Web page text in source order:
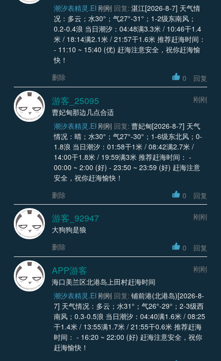
潮汐表精灵.EI 刚刚 回复: 湛江[2026-8-7] 天气情
况：多云；水30°；气27°-31°；1-2级东南风；
0.2-0.4浪 当日潮汐：04:48满3.3米 / 10:46干1.4
米 / 18:14满2.1米 / 21:57干1.6米 推荐赶海时间：
- 11:10 ~ 15:40 (优) 赶海注意安全，祝你赶海愉
快！
删除
0 回复
游客_25095
刚刚
曹妃甸那边几点合适
潮汐表精灵.EI 刚刚 回复: 曹妃甸[2026-8-7] 天气
情况：晴；水30°；气27°-30°；1-6级东北风；0-
1.8浪 当日潮汐：01:58干1米 / 08:42满2.7米 /
14:00干1.8米 / 19:59满3米 推荐赶海时间： -
00:00 ~ 2:00 (好) - 23:50 ~ 23:59 (好) 赶海注意
安全，祝你赶海愉快！
删除
0 回复
游客_92947
刚刚
大狗狗是狼
删除
0 回复
APP游客
刚刚
海口美兰区北港岛上田村赶海时间
潮汐表精灵.EI 刚刚 回复: 铺前港(北港岛)[2026-8-
7] 天气情况：多云；水31°；气26°-29°；2-3级西
南风；0.3-0.5浪 当日潮汐：04:40满1.6米 / 08:25
干1.4米 / 13:55满1.7米 / 21:55干0.6米 推荐赶海
时间： - 16:20 ~ 22:00 (好) 赶海注意安全，祝你
赶海愉快！